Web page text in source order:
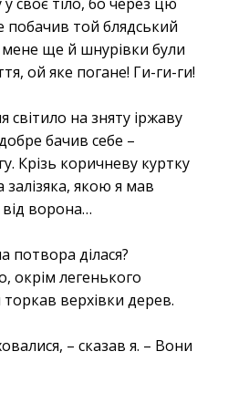
у своє тіло, бо через цю
побачив той блядський
ще й шнурівки були
ой яке погане! Ги-ги-ги!
на зняту іржаву
бачив себе –
Крізь коричневу куртку
залізяка, якою я мав
ворона…
потвора ділася?
окрім легенького
торкав верхівки дерев.
– сказав я. – Вони